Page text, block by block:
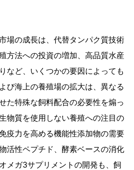
場の成長は、代替タンパク質技術
方法への投資の増加、高品質水産
など、いくつかの要因によっても
び海上の養殖場の拡大は、異なる
た特殊な飼料配合の必要性を煽っ
物質を使用しない養殖への注目の
疫力を高める機能性添加物の需要
活性ペプチド、酵素ベースの消化
メガ3サプリメントの開発も、飼